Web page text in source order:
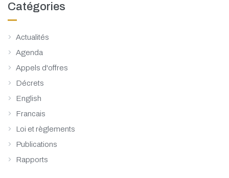
Catégories
Actualités
Agenda
Appels d'offres
Décrets
English
Francais
Loi et règlements
Publications
Rapports